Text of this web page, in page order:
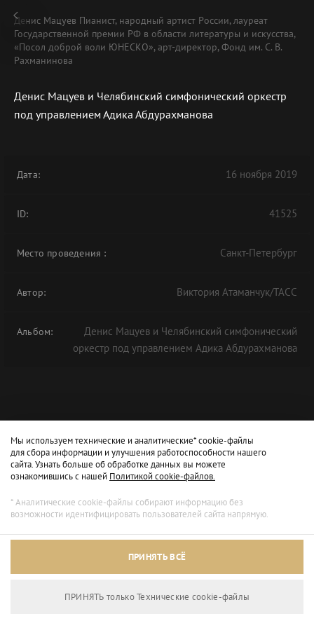
В АРХИВЕ
Архивный режим
Денис Мацуев Пианист, народный артист России, лауреат
Государственной премии РФ в области литературы и искусства,
«Посол доброй воли ЮНЕСКО», арт-директор, Фонд им. С. В.
Рахманинова
Денис Мацуев и Челябинский симфонический оркестр
под управлением Адика Абдурахманова
Дата: 16 ноября 2019
ID: 41525
Место проведения : Санкт-Петербург
Автор: Виктория Атаманчук/ТАСС
Альбом:
Денис Мацуев и Челябинский симфонический
оркестр под управлением Адика Абдурахманова
Мы используем технические и аналитические* cookie-файлы
для сбора информации и улучшения работоспособности нашего
сайта. Узнать больше об обработке данных вы можете
ознакомившись с нашей Политикой cookie-файлов.
* Аналитические cookie-файлы собирают информацию без
возможности идентифицировать пользователей сайта напрямую.
ПРИНЯТЬ ВСЁ
ПРИНЯТЬ только Технические сookie-файлы